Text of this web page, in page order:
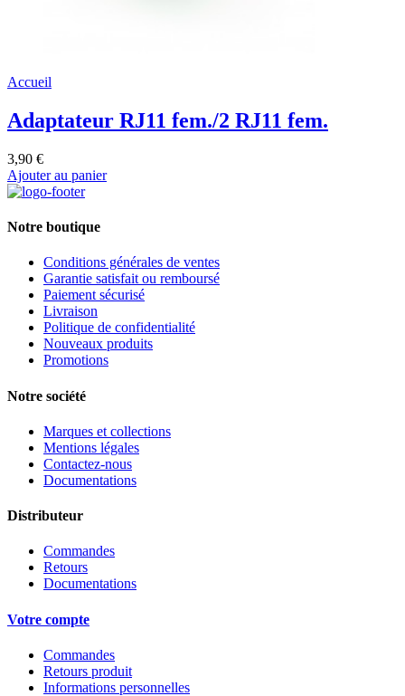
Accueil
Adaptateur RJ11 fem./2 RJ11 fem.
3,90 €
Ajouter au panier
Notre boutique
Conditions générales de ventes
Garantie satisfait ou remboursé
Paiement sécurisé
Livraison
Politique de confidentialité
Nouveaux produits
Promotions
Notre société
Marques et collections
Mentions légales
Contactez-nous
Documentations
Distributeur
Commandes
Retours
Documentations
Votre compte
Commandes
Retours produit
Informations personnelles